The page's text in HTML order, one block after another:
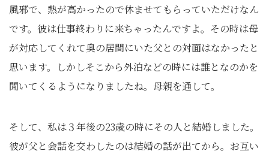
風邪で、熱が高かったので休ませてもらっていただけなん
です。彼は仕事終わりに来ちゃったんですよ。その時は母
が対応してくれて奥の居間にいた父との対面はなかったと
思います。しかしそこから外泊などの時には誰となのかを
聞いてくるようになりましたね。母親を通して。
そして、私は３年後の23歳の時にその人と結婚しました。
彼が父と会話を交わしたのは結婚の話が出てから。お互い